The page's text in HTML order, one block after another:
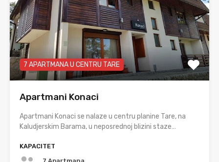
7 APARTMANA U CENTRU TARE
Apartmani Konaci
Apartmani Konaci se nalaze u centru planine Tare, na
Kaludjerskim Barama, u neposrednoj blizini staze…
KAPACITET